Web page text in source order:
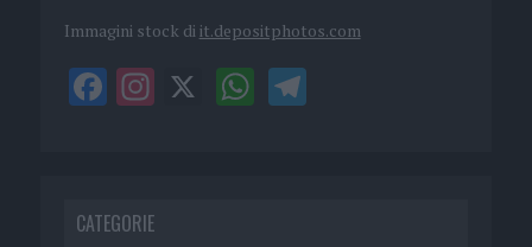
Immagini stock di it.depositphotos.com
CATEGORIE